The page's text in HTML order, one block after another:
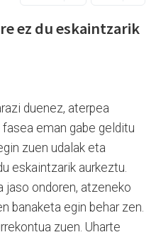
ez du eskaintzarik
duenez, aterpea
eman gabe gelditu
zuen udalak eta
eskaintzarik aurkeztu.
jaso ondoren, atzeneko
banaketa egin behar zen.
zuen. Uharte